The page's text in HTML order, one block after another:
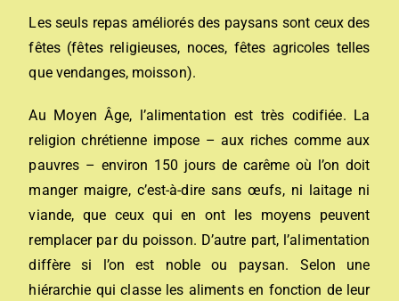
Les seuls repas améliorés des paysans sont ceux des
fêtes (fêtes religieuses, noces, fêtes agricoles telles
que vendanges, moisson).
Au Moyen Âge, l’alimentation est très codifiée. La
religion chrétienne impose – aux riches comme aux
pauvres – environ 150 jours de carême où l’on doit
manger maigre, c’est-à-dire sans œufs, ni laitage ni
viande, que ceux qui en ont les moyens peuvent
remplacer par du poisson. D’autre part, l’alimentation
diffère si l’on est noble ou paysan. Selon une
hiérarchie qui classe les aliments en fonction de leur